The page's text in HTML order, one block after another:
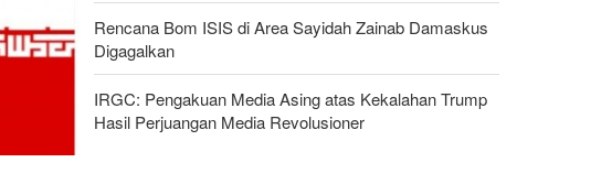
Rencana Bom ISIS di Area Sayidah Zainab Damaskus
Digagalkan
IRGC: Pengakuan Media Asing atas Kekalahan Trump
Hasil Perjuangan Media Revolusioner